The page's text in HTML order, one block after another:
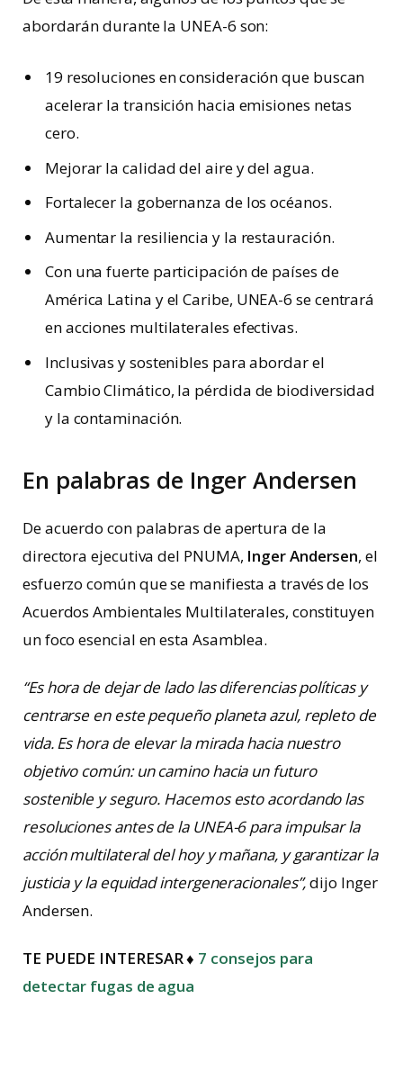
abordarán durante la UNEA-6 son:
19 resoluciones en consideración que buscan
acelerar la transición hacia emisiones netas
cero.
Mejorar la calidad del aire y del agua.
Fortalecer la gobernanza de los océanos.
Aumentar la resiliencia y la restauración.
Con una fuerte participación de países de
América Latina y el Caribe, UNEA-6 se centrará
en acciones multilaterales efectivas.
Inclusivas y sostenibles para abordar el
Cambio Climático, la pérdida de biodiversidad
y la contaminación.
En palabras de Inger Andersen
De acuerdo con palabras de apertura de la
directora ejecutiva del PNUMA, Inger Andersen, el
esfuerzo común que se manifiesta a través de los
Acuerdos Ambientales Multilaterales, constituyen
un foco esencial en esta Asamblea.
“Es hora de dejar de lado las diferencias políticas y
centrarse en este pequeño planeta azul, repleto de
vida. Es hora de elevar la mirada hacia nuestro
objetivo común: un camino hacia un futuro
sostenible y seguro. Hacemos esto acordando las
resoluciones antes de la UNEA-6 para impulsar la
acción multilateral del hoy y mañana, y garantizar la
justicia y la equidad intergeneracionales”,dijo Inger
Andersen.
TE PUEDE INTERESAR ♦ 7 consejos para
detectar fugas de agua